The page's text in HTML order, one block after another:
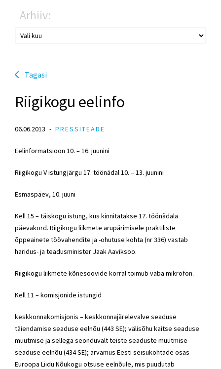
Arhiiv:
Tagasi
Riigikogu eelinfo
06.06.2013 PRESSITEADE
Eelinformatsioon 10. – 16. juunini
Riigikogu V istungjärgu 17. töönädal 10. – 13. juunini
Esmaspäev, 10. juuni
Kell 15 – täiskogu istung, kus kinnitatakse 17. töönädala
päevakord. Riigikogu liikmete arupärimisele praktiliste
õppeainete töövahendite ja -ohutuse kohta (nr 336) vastab
haridus- ja teadusminister Jaak Aaviksoo.
Riigikogu liikmete kõnesoovide korral toimub vaba mikrofon.
Kell 11 – komisjonide istungid
keskkonnakomisjonis – keskkonnajärelevalve seaduse
täiendamise seaduse eelnõu (443 SE); välisõhu kaitse seaduse
muutmise ja sellega seonduvalt teiste seaduste muutmise
seaduse eelnõu (434 SE); arvamus Eesti seisukohtade osas
Euroopa Liidu Nõukogu otsuse eelnõule, mis puudutab